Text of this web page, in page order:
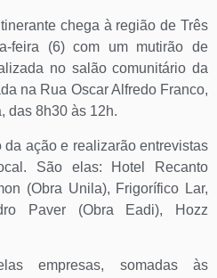
chega à região de Três
feira (6) com um mutirão de
no salão comunitário da
na Rua Oscar Alfredo Franco,
das 8h30 às 12h.
ação e realizarão entrevistas
São elas: Hotel Recanto
(Obra Unila), Frigorífico Lar,
Paver (Obra Eadi), Hozz
empresas, somadas às